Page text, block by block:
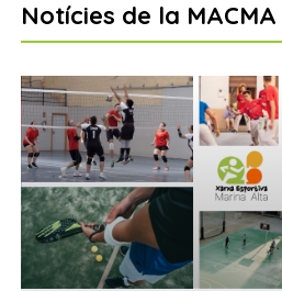
Notícies de la MACMA